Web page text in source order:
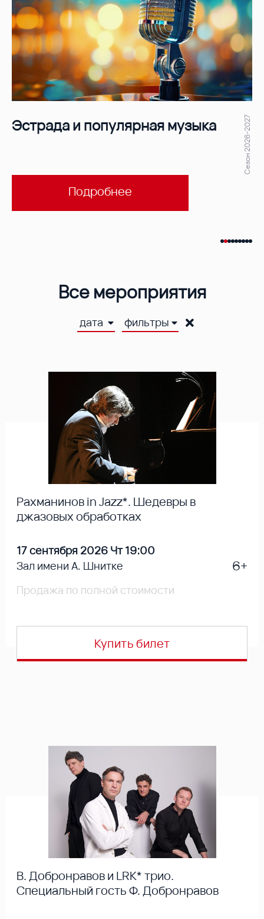
Эстрада и популярная музыка Сезон 2026-2027
Подробнее
Все мероприятия
дата фильтры
Рахманинов in Jazz*. Шедевры в
джазовых обработках
17 сентября 2026 Чт 19:00
Зал имени А. Шнитке
6+
Продажа по полной стоимости
Купить билет
В. Добронравов и LRK* трио.
Специальный гость Ф. Добронравов